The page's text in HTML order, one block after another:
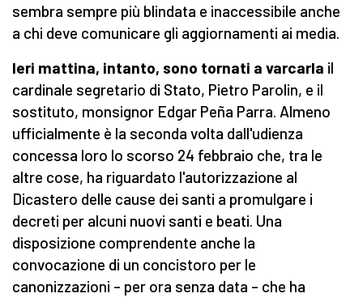
sembra sempre più blindata e inaccessibile anche
a chi deve comunicare gli aggiornamenti ai media.
Ieri mattina, intanto, sono tornati a varcarla il
cardinale segretario di Stato, Pietro Parolin, e il
sostituto, monsignor Edgar Peña Parra. Almeno
ufficialmente è la seconda volta dall'udienza
concessa loro lo scorso 24 febbraio che, tra le
altre cose, ha riguardato l'autorizzazione al
Dicastero delle cause dei santi a promulgare i
decreti per alcuni nuovi santi e beati. Una
disposizione comprendente anche la
convocazione di un concistoro per le
canonizzazioni – per ora senza data – che ha